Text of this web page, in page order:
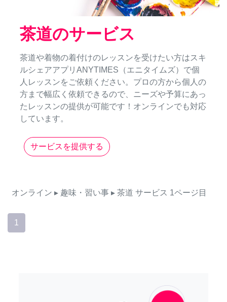
茶道のサービス
茶道や着物の着付けのレッスンを受けたい方はスキ
ルシェアアプリANYTIMES（エニタイムズ）で個
人レッスンをご依頼ください。プロの方から個人の
方まで幅広く依頼できるので、ニーズや予算にあっ
たレッスンの提供が可能です！オンラインでも対応
しています。
サービスを提供する
オンライン ▸ 趣味・習い事 ▸ 茶道 サービス 1ページ目
1